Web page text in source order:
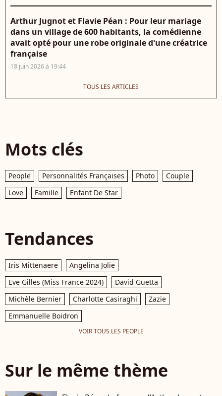
Arthur Jugnot et Flavie Péan : Pour leur mariage
dans un village de 600 habitants, la comédienne
avait opté pour une robe originale d'une créatrice
française
18 juin 2026 à 19:44
TOUS LES ARTICLES
Mots clés
People Personnalités Françaises Photo
Couple
Love
Famille Enfant De Star
Tendances
Iris Mittenaere
Angelina Jolie
Eve Gilles (Miss France 2024)
David Guetta
Michèle Bernier
Charlotte Casiraghi
Zazie
Emmanuelle Boidron
VOIR TOUS LES PEOPLE
Sur le même thème